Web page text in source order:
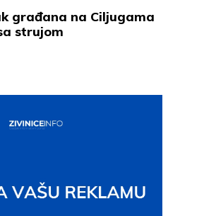
građana na Ciljugama
strujom